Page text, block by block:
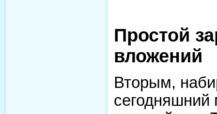
Простой
вложений
Вторым,
сегодняшний